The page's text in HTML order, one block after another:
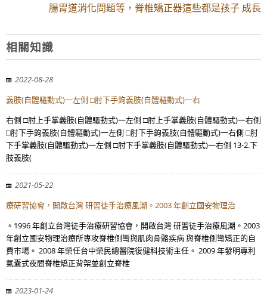
腸胃道消化問題等，脊椎矯正器這些都是孩子 成長
相關知識
2022-08-28
義肢(自體驅動式)一左側 □肘下手鉤義肢(自體驅動式)一右
右側 □肘上手掌義肢(自體驅動式)一左側 □肘上手掌義肢(自體驅動式)一右側
□肘下手鉤義肢(自體驅動式)一左側 □肘下手鉤義肢(自體驅動式)一右側 □肘
下手掌義肢(自體驅動式)一左側 □肘下手掌義肢(自體驅動式)一右側 13-2.下
肢義肢(
2021-05-22
療研習協會，開啟台灣 研習徒手治療風潮。2003 年創立國安物理治
。1996 年創立台灣徒手治療研習協會，開啟台灣 研習徒手治療風潮。2003
年創立國安物理治療所專攻脊椎側彎與肌肉骨骼疾病 與脊椎側彎矯正的自
費市場。 2008 年榮任台中榮民總醫院復健科技術主任。 2009 年發明專利
氣囊式夜間脊椎矯正背架並創立脊椎
2023-01-24